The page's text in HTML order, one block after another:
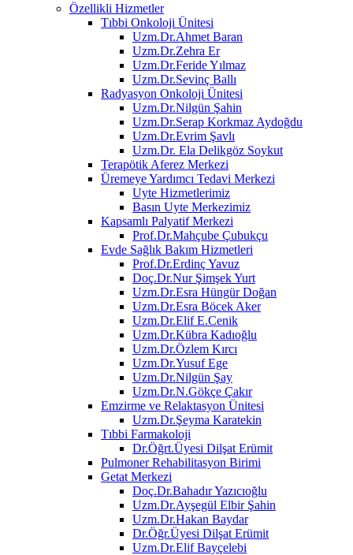
Özellikli Hizmetler
Tıbbi Onkoloji Ünitesi
Uzm.Dr.Ahmet Baran
Uzm.Dr.Zehra Er
Uzm.Dr.Feride Yılmaz
Uzm.Dr.Sevinç Ballı
Radyasyon Onkoloji Ünitesi
Uzm.Dr.Nilgün Şahin
Uzm.Dr.Serap Korkmaz Aydoğdu
Uzm.Dr.Evrim Şavlı
Uzm.Dr. Ela Delikgöz Soykut
Terapötik Aferez Merkezi
Üremeye Yardımcı Tedavi Merkezi
Uyte Hizmetlerimiz
Basın Uyte Merkezimiz
Kapsamlı Palyatif Merkezi
Prof.Dr.Mahçube Çubukçu
Evde Sağlık Bakım Hizmetleri
Prof.Dr.Erdinç Yavuz
Doç.Dr.Nur Şimşek Yurt
Uzm.Dr.Esra Hüngür Doğan
Uzm.Dr.Esra Böcek Aker
Uzm.Dr.Elif E.Cenik
Uzm.Dr.Kübra Kadıoğlu
Uzm.Dr.Özlem Kırcı
Uzm.Dr.Yusuf Ege
Uzm.Dr.Nilgün Şay
Uzm.Dr.N.Gökçe Çakır
Emzirme ve Relaktasyon Ünitesi
Uzm.Dr.Şeyma Karatekin
Tıbbi Farmakoloji
Dr.Öğrt.Üyesi Dilşat Erümit
Pulmoner Rehabilitasyon Birimi
Getat Merkezi
Doç.Dr.Bahadır Yazıcıoğlu
Uzm.Dr.Ayşegül Elbir Şahin
Uzm.Dr.Hakan Baydar
Dr.Öğr.Üyesi Dilşat Erümit
Uzm.Dr.Elif Bayçelebi